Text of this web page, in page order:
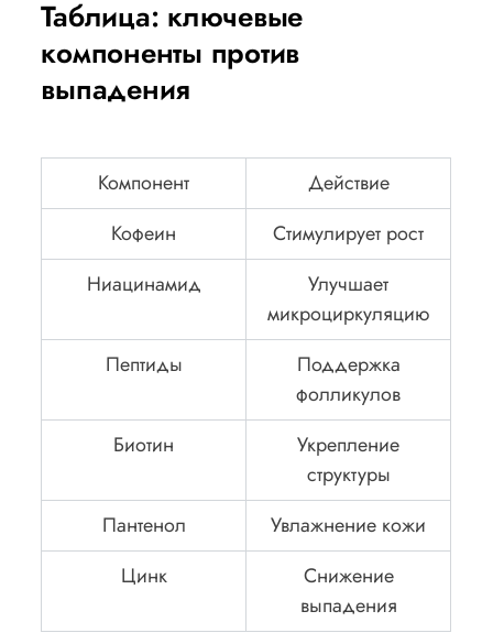
Таблица: ключевые
компоненты против
выпадения
Компонент
Действие
Кофеин
Стимулирует рост
Ниацинамид
Улучшает
микроциркуляцию
Пептиды
Поддержка
фолликулов
Биотин
Укрепление
структуры
Пантенол
Увлажнение кожи
Цинк
Снижение
выпадения